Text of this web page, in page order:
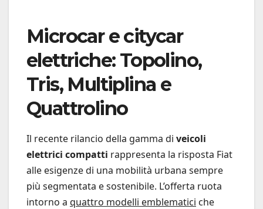
Microcar e citycar
elettriche: Topolino,
Tris, Multiplina e
Quattrolino
Il recente rilancio della gamma di veicoli
elettrici compatti rappresenta la risposta Fiat
alle esigenze di una mobilità urbana sempre
più segmentata e sostenibile. L’offerta ruota
intorno a quattro modelli emblematici che